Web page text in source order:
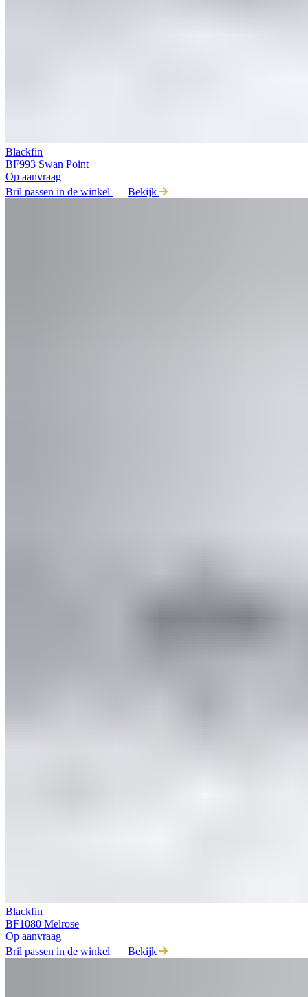
Blackfin
BF993 Swan Point
Op aanvraag
Bril passen in de winkel
Bekijk
Blackfin
BF1080 Melrose
Op aanvraag
Bril passen in de winkel
Bekijk